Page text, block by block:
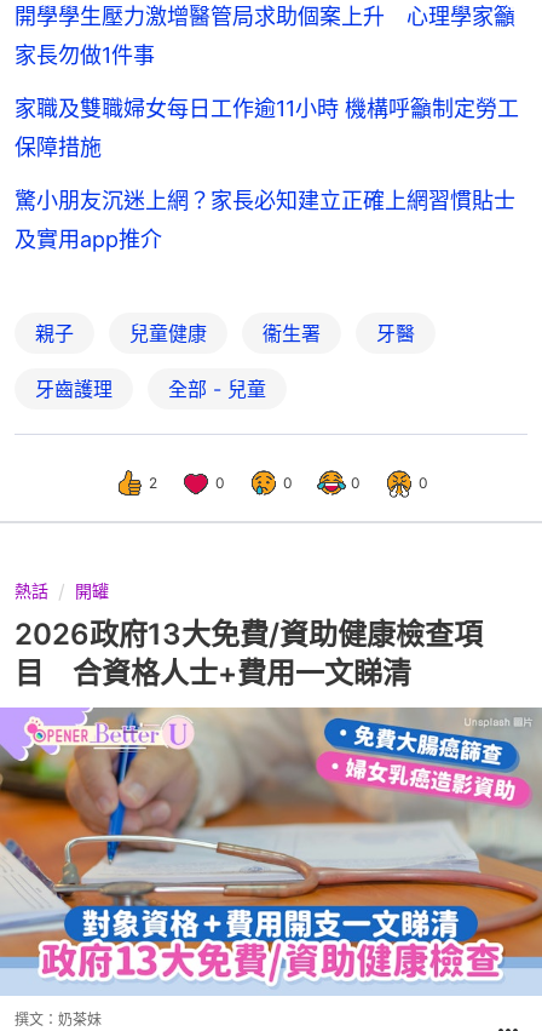
開學學生壓力激增醫管局求助個案上升 心理學家籲
家長勿做1件事
家職及雙職婦女每日工作逾11小時 機構呼籲制定勞工
保障措施
驚小朋友沉迷上網？家長必知建立正確上網習慣貼士
及實用app推介
親子 兒童健康 衞生署 牙醫
牙齒護理 全部 - 兒童
2 0 0 0 0
熱話 開罐
2026政府13大免費/資助健康檢查項
目 合資格人士+費用一文睇清
撰文： 奶茶妹